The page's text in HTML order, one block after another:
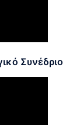
Συνέδριο